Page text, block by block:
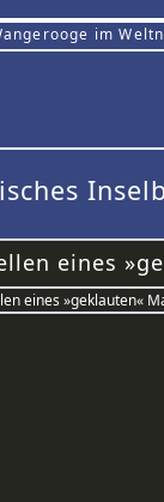
im
eines